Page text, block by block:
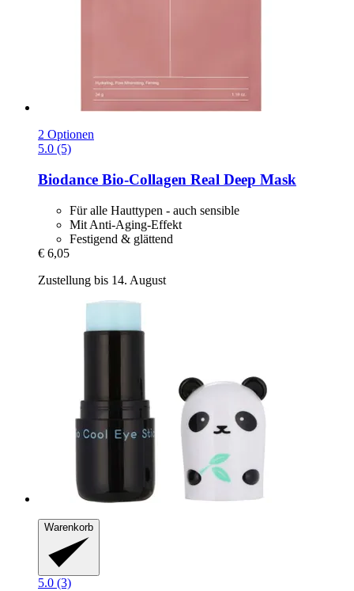
2 Optionen
5.0 (5)
Biodance Bio-​Collagen Real Deep Mask
Für alle Hauttypen - auch sensible
Mit Anti-Aging-Effekt
Festigend & glättend
€ 6,05
Zustellung bis 14. August
Warenkorb
5.0 (3)